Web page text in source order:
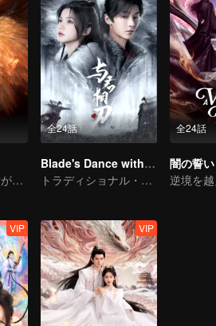
人間の孤児の少女が神獣との絆を結ぶために自らを捧げる
全24話
Blade's Dance with You
トラディショナル・コスチューム
全24話
闇の誓い
VIP VIP